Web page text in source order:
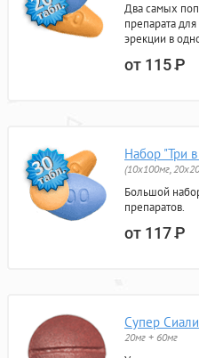
Два самых
препарата
эрекции в
от 115Р
Набор "Три
(10x100мг,
Большой
препаратов.
от 117Р
Супер
20мг + 60мг